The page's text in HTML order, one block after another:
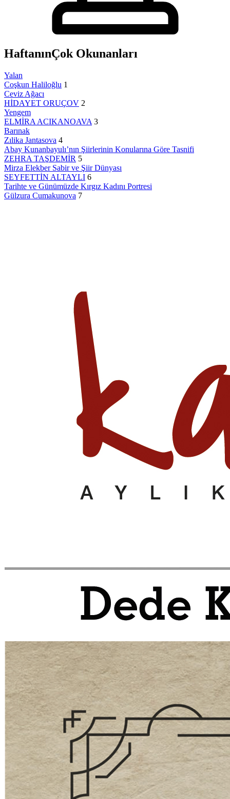
HaftanınÇok Okunanları
Yalan
Coşkun Haliloğlu 1
Ceviz Ağacı
HİDAYET ORUÇOV 2
Yengem
ELMİRA ACIKANOAVA 3
Barınak
Zılika Jantasova 4
Abay Kunanbayulı’nın Şiirlerinin Konularına Göre Tasnifi
ZEHRA TAŞDEMİR 5
Mirza Elekber Sabir ve Şiir Dünyası
SEYFETTİN ALTAYLI 6
Tarihte ve Günümüzde Kırgız Kadını Portresi
Gülzura Cumakunova 7